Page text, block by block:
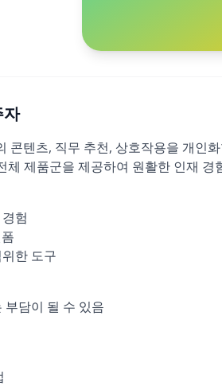
자
텐츠, 직무 추천, 상호작용을 개인
체 제품군을 제공하여 원활한 인재 경
험
한 도구
담이 될 수 있음